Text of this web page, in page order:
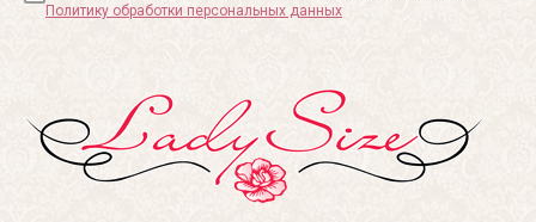
Политику обработки персональных данных